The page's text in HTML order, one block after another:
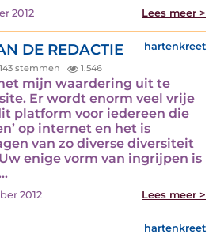
2012 Lees meer >
DE REDACTIE hartenkreet
stemmen 1.546
mijn waardering uit te
Er wordt enorm veel vrije
platform voor iedereen die
op internet en het is
van zo diverse diversiteit
enige vorm van ingrijpen is
2012 Lees meer >
hartenkreet